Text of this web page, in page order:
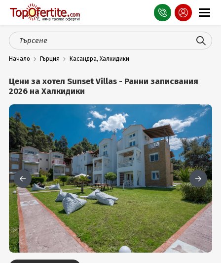
Оферти
СПА
Планина
Море
Чужбина
Празници
Турция
Гърция
Услуги
Вход
Начало Гърция Касандра, Халкидики
Цени за хотел Sunset Villas - Ранни записвания
2026 на Халкидики